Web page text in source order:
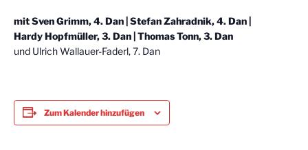
mit Sven Grimm, 4. Dan | Stefan Zahradnik, 4. Dan |
Hardy Hopfmüller, 3. Dan | Thomas Tonn, 3. Dan
und Ulrich Wallauer-Faderl, 7. Dan
Zum Kalender hinzufügen